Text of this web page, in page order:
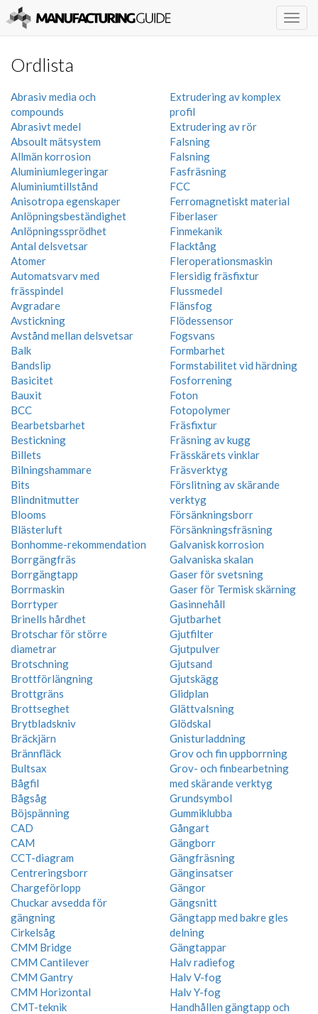
Ordlista
Abrasiv media och
compounds
Abrasivt medel
Absoult mätsystem
Allmän korrosion
Aluminiumlegeringar
Aluminiumtillstånd
Anisotropa egenskaper
Anlöpningsbeständighet
Anlöpningssprödhet
Antal delsvetsar
Atomer
Automatsvarv med
frässpindel
Avgradare
Avstickning
Avstånd mellan delsvetsar
Balk
Bandslip
Basicitet
Bauxit
BCC
Bearbetsbarhet
Bestickning
Billets
Bilningshammare
Bits
Blindnitmutter
Blooms
Blästerluft
Bonhomme-rekommendation
Borrgängfräs
Borrgängtapp
Borrmaskin
Borrtyper
Brinells hårdhet
Brotschar för större
diametrar
Brotschning
Brottförlängning
Brottgräns
Brottseghet
Brytbladskniv
Bräckjärn
Brännfläck
Bultsax
Bågfil
Bågsåg
Böjspänning
CAD
CAM
CCT-diagram
Centreringsborr
Chargeförlopp
Chuckar avsedda för
gängning
Cirkelsåg
CMM Bridge
CMM Cantilever
CMM Gantry
CMM Horizontal
CMT-teknik
Extrudering av komplex
profil
Extrudering av rör
Falsning
Falsning
Fasfräsning
FCC
Ferromagnetiskt material
Fiberlaser
Finmekanik
Flacktång
Fleroperationsmaskin
Flersidig fräsfixtur
Flussmedel
Flänsfog
Flödessensor
Fogsvans
Formbarhet
Formstabilitet vid härdning
Fosforrening
Foton
Fotopolymer
Fräsfixtur
Fräsning av kugg
Frässkärets vinklar
Fräsverktyg
Förslitning av skärande
verktyg
Försänkningsborr
Försänkningsfräsning
Galvanisk korrosion
Galvaniska skalan
Gaser för svetsning
Gaser för Termisk skärning
Gasinnehåll
Gjutbarhet
Gjutfilter
Gjutpulver
Gjutsand
Gjutskägg
Glidplan
Glättvalsning
Glödskal
Gnisturladdning
Grov och fin uppborrning
Grov- och finbearbetning
med skärande verktyg
Grundsymbol
Gummiklubba
Gångart
Gängborr
Gängfräsning
Gänginsatser
Gängor
Gängsnitt
Gängtapp med bakre gles
delning
Gängtappar
Halv radiefog
Halv V-fog
Halv Y-fog
Handhållen gängtapp och